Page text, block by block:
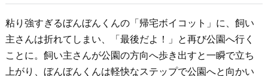
粘り強すぎるぼんぼんくんの「帰宅ボイコット」に、飼い
主さんは折れてしまい、「最後だよ！」と再び公園へ行く
ことに。飼い主さんが公園の方向へ歩き出すと一瞬で立ち
上がり、ぼんぼんくんは軽快なステップで公園へと向かい